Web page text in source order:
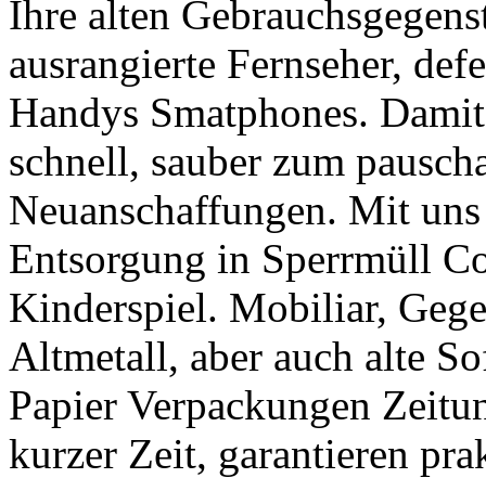
Ihre alten
ausrangierte Fernseher,
Handys Smatphones.
schnell, sauber zum
Neuanschaffungen. Mit
Entsorgung in Sperrmüll
Kinderspiel. Mobiliar,
Altmetall, aber auch alte
Papier Verpackungen
kurzer Zeit, garantieren